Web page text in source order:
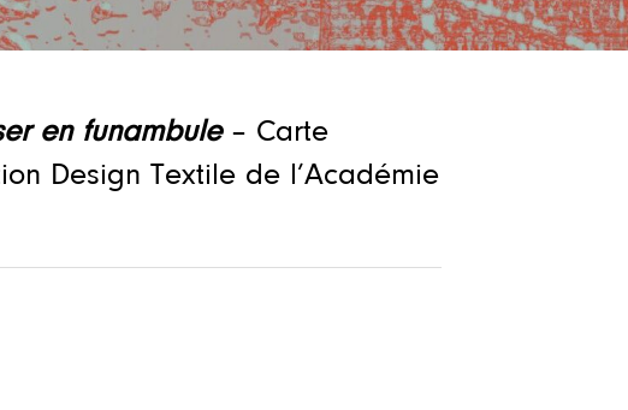
en funambule– Carte
Design Textile de l’Académie